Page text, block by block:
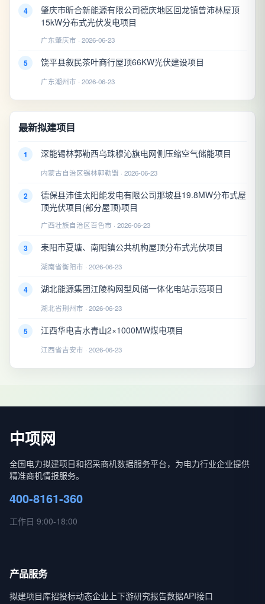
4
肇庆市昕合新能源有限公司德庆地区回龙镇曾沛林屋顶
15kW分布式光伏发电项目
广东肇庆市 · 2026-06-23
5 饶平县叙民茶叶商行屋顶66KW光伏建设项目
广东潮州市 · 2026-06-23
最新拟建项目
1 深能锡林郭勒西乌珠穆沁旗电网侧压缩空气储能项目
内蒙古自治区锡林郭勒盟 · 2026-06-23
2
德保县沛佳太阳能发电有限公司那坡县19.8MW分布式屋
顶光伏项目(部分屋顶)项目
广西壮族自治区百色市 · 2026-06-23
3 耒阳市夏塘、南阳镇公共机构屋顶分布式光伏项目
湖南省衡阳市 · 2026-06-23
4 湖北能源集团江陵构网型风储一体化电站示范项目
湖北省荆州市 · 2026-06-23
5 江西华电吉水青山2×1000MW煤电项目
江西省吉安市 · 2026-06-23
中项网
全国电力拟建项目和招采商机数据服务平台，为电力行业企业提供
精准商机情报服务。
400-8161-360
工作日 9:00-18:00
产品服务
拟建项目库招投标动态企业上下游研究报告数据API接口